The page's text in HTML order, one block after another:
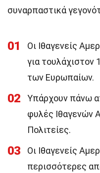
συναρπαστικά
01
Οι Ιθαγενείς
για τουλάχιστον
των Ευρωπαίων.
02
Υπάρχουν πάνω
φυλές Ιθαγενών
Πολιτείες.
03
Οι Ιθαγενείς
περισσότερες